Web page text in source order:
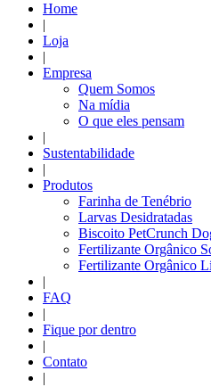
Home
|
Loja
|
Empresa
Quem Somos
Na mídia
O que eles pensam
|
Sustentabilidade
|
Produtos
Farinha de Tenébrio
Larvas Desidratadas
Biscoito PetCrunch
Fertilizante Orgânico
Fertilizante Orgânico
|
FAQ
|
Fique por dentro
|
Contato
|